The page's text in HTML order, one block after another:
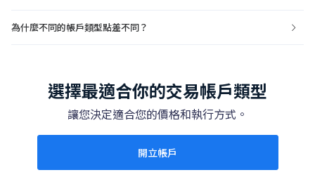
為什麼不同的帳戶類型點差不同？
選擇最適合你的交易帳戶類型
讓您決定適合您的價格和執行方式。
開立帳戶